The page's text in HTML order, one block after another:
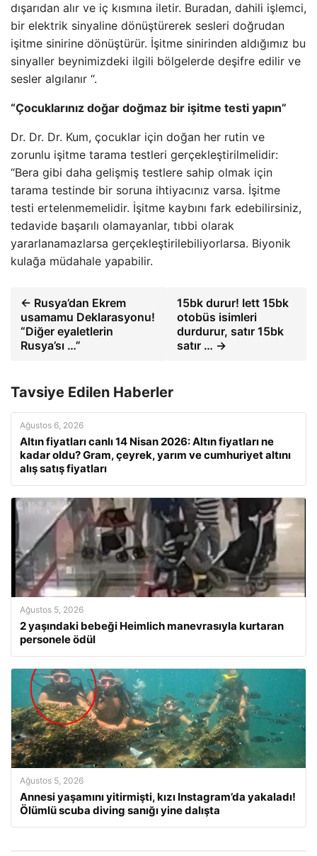
dışarıdan alır ve iç kısmına iletir. Buradan, dahili işlemci,
bir elektrik sinyaline dönüştürerek sesleri doğrudan
işitme sinirine dönüştürür. İşitme sinirinden aldığımız bu
sinyaller beynimizdeki ilgili bölgelerde deşifre edilir ve
sesler algılanır “.
“Çocuklarınız doğar doğmaz bir işitme testi yapın”
Dr. Dr. Dr. Kum, çocuklar için doğan her rutin ve
zorunlu işitme tarama testleri gerçekleştirilmelidir:
“Bera gibi daha gelişmiş testlere sahip olmak için
tarama testinde bir soruna ihtiyacınız varsa. İşitme
testi ertelenmemelidir. İşitme kaybını fark edebilirsiniz,
tedavide başarılı olamayanlar, tıbbi olarak
yararlanamazlarsa gerçekleştirilebiliyorlarsa. Biyonik
kulağa müdahale yapabilir.
← Rusya’dan Ekrem
usamamu Deklarasyonu!
“Diğer eyaletlerin
Rusya’sı …”
15bk durur! Iett 15bk
otobüs isimleri
durdurur, satır 15bk
satır … →
Tavsiye Edilen Haberler
Ağustos 6, 2026
Altın fiyatları canlı 14 Nisan 2026: Altın fiyatları ne
kadar oldu? Gram, çeyrek, yarım ve cumhuriyet altını
alış satış fiyatları
Ağustos 5, 2026
2 yaşındaki bebeği Heimlich manevrasıyla kurtaran
personele ödül
Ağustos 5, 2026
Annesi yaşamını yitirmişti, kızı Instagram’da yakaladı!
Ölümlü scuba diving sanığı yine dalışta